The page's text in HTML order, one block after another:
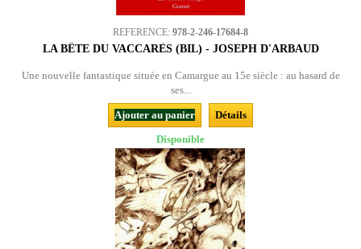
REFERENCE: 978-2-246-17684-8
LA BÊTE DU VACCARÈS (BIL) - JOSEPH D'ARBAUD
Une nouvelle fantastique située en Camargue au 15e siècle : au hasard de
ses...
Ajouter au panier
Détails
Disponible